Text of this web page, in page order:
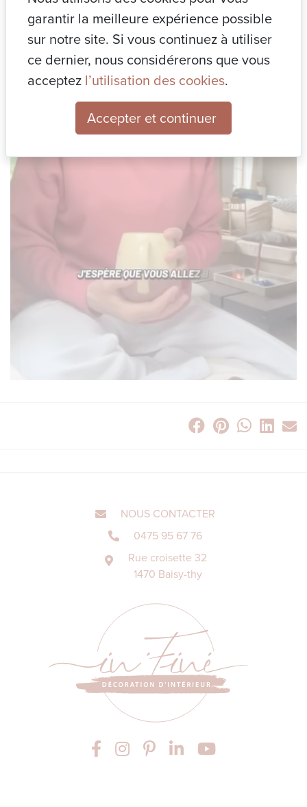
NOUS CONTACTER
0475 95 67 76
Rue croisette 32
1470 Baisy-thy
garantir la meilleure expérience possible
sur notre site. Si vous continuez à utiliser
ce dernier, nous considérerons que vous
acceptez l’utilisation des cookies.
Accepter et continuer